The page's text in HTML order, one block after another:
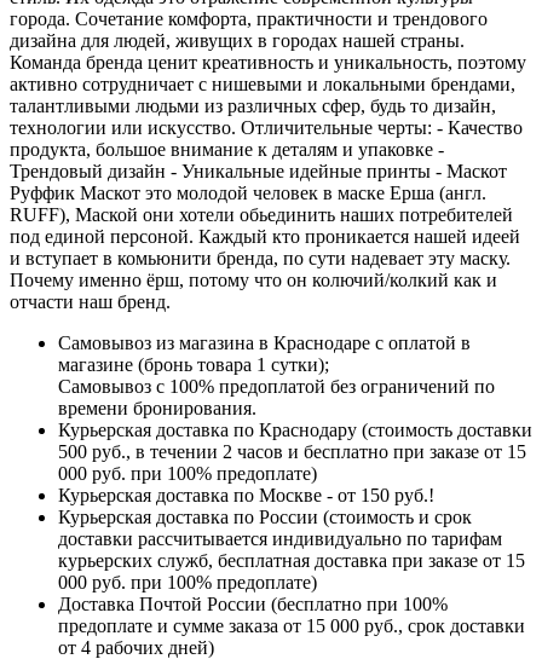
города. Сочетание комфорта, практичности и трендового
дизайна для людей, живущих в городах нашей страны.
Команда бренда ценит креативность и уникальность, поэтому
активно сотрудничает с нишевыми и локальными брендами,
талантливыми людьми из различных сфер, будь то дизайн,
технологии или искусство. Отличительные черты: - Качество
продукта, большое внимание к деталям и упаковке -
Трендовый дизайн - Уникальные идейные принты - Маскот
Руффик Маскот это молодой человек в маске Ерша (англ.
RUFF), Маской они хотели обьединить наших потребителей
под единой персоной. Каждый кто проникается нашей идеей
и вступает в комьюнити бренда, по сути надевает эту маску.
Почему именно ёрш, потому что он колючий/колкий как и
отчасти наш бренд.
Самовывоз из магазина в Краснодаре с оплатой в
магазине (бронь товара 1 сутки);
Самовывоз с 100% предоплатой без ограничений по
времени бронирования.
Курьерская доставка по Краснодару (стоимость доставки
500 руб., в течении 2 часов и бесплатно при заказе от 15
000 руб. при 100% предоплате)
Курьерская доставка по Москве - от 150 руб.!
Курьерская доставка по России (стоимость и срок
доставки рассчитывается индивидуально по тарифам
курьерских служб, бесплатная доставка при заказе от 15
000 руб. при 100% предоплате)
Доставка Почтой России (бесплатно при 100%
предоплате и сумме заказа от 15 000 руб., срок доставки
от 4 рабочих дней)